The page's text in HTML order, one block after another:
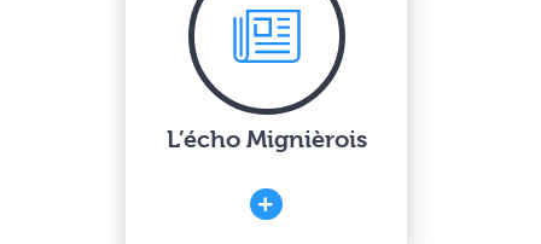
L’écho Mignièrois